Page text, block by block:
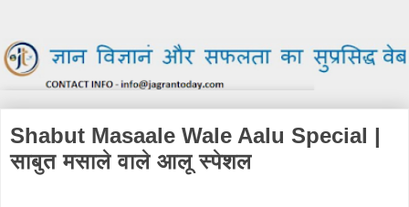
Shabut Masaale Wale Aalu Special |
साबुत मसाले वाले आलू स्पेशल